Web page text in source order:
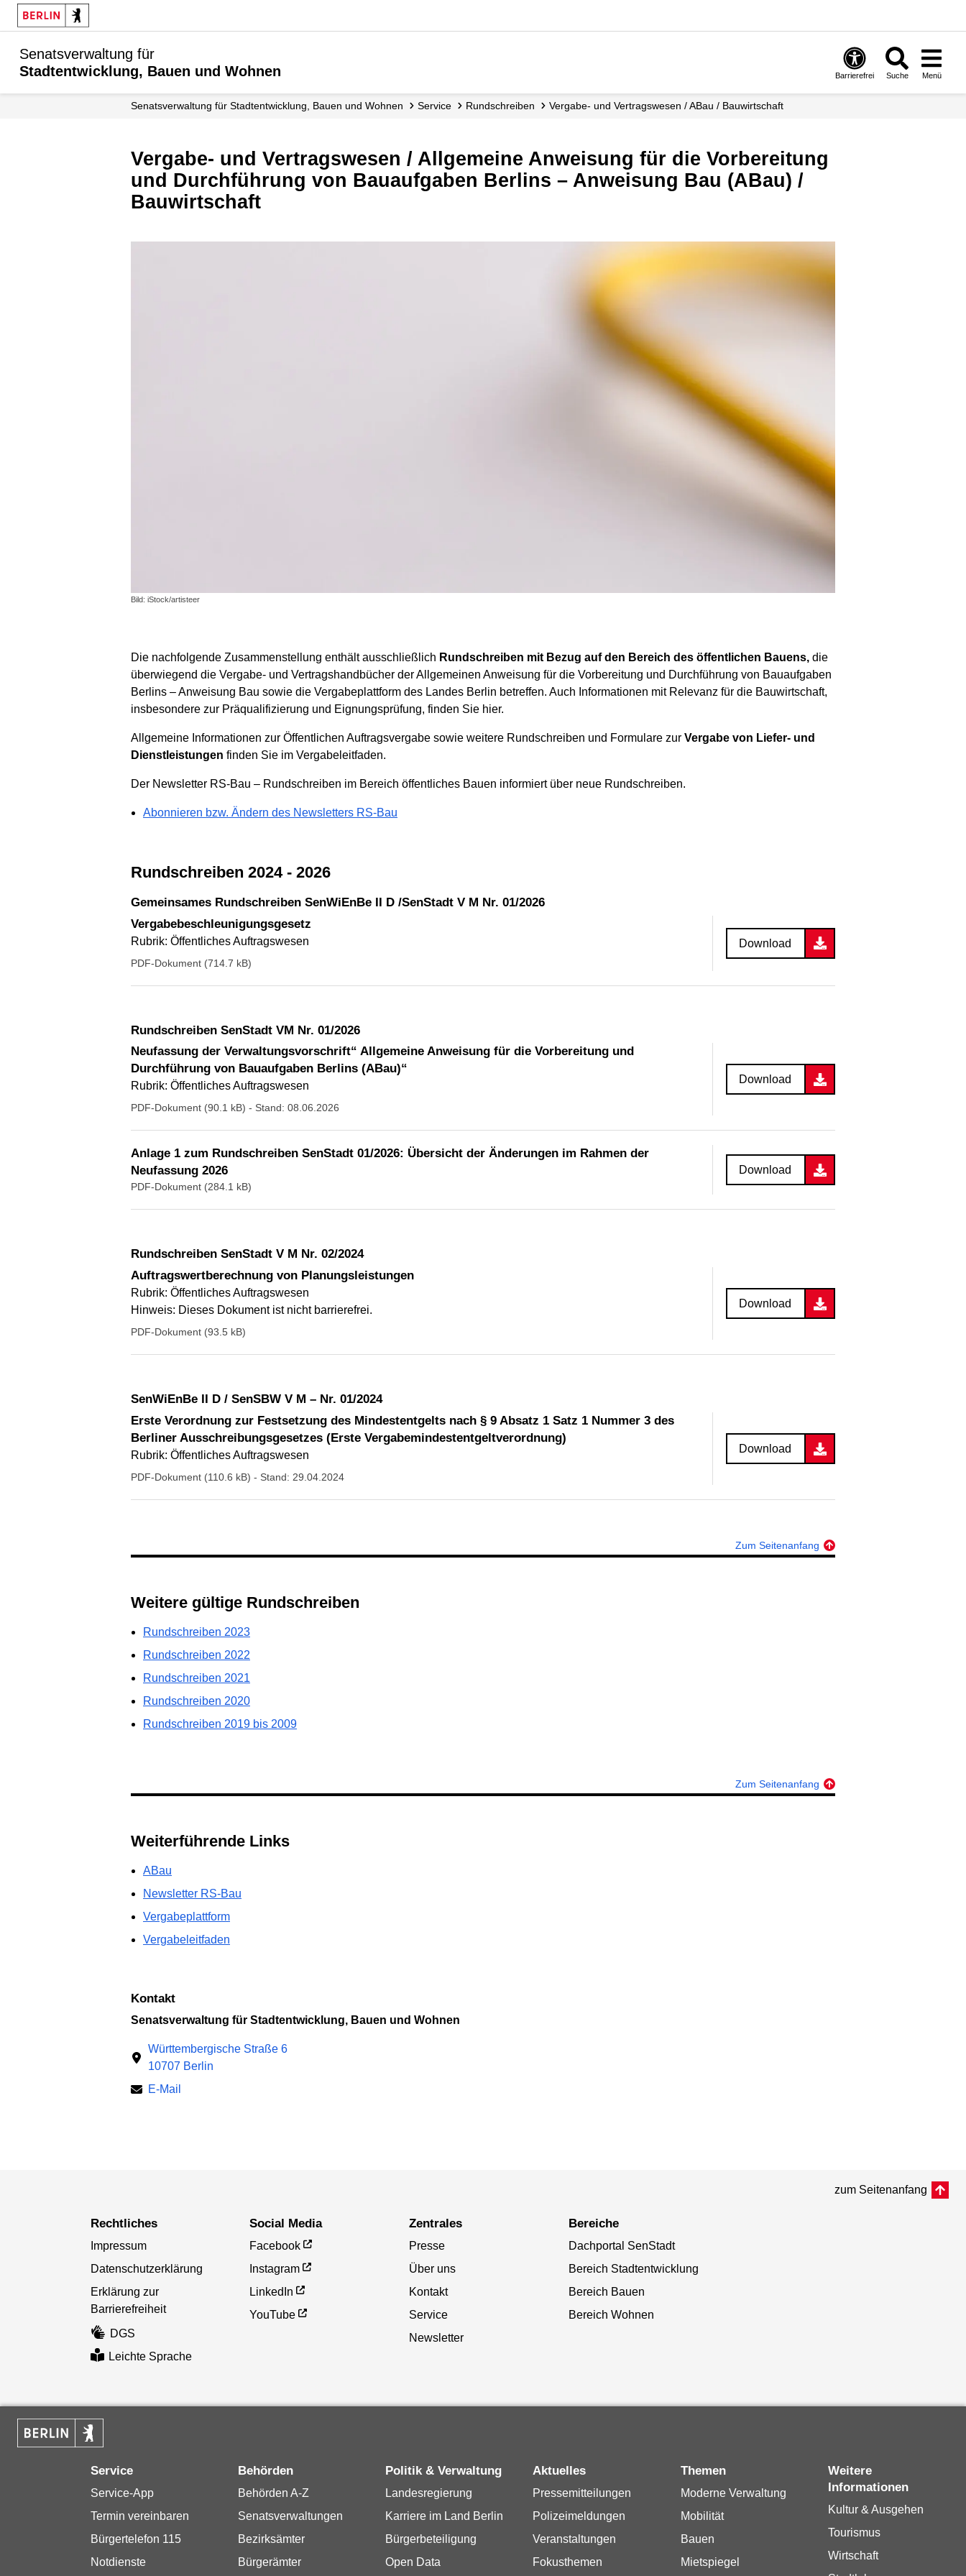
Senatsverwaltung für
Stadtentwicklung, Bauen und Wohnen
Barrierefrei Suche Menü
Senats­verwaltung für Stadtentwicklung, Bauen und Wohnen Service Rundschreiben Vergabe- und Vertragswesen / ABau / Bauwirtschaft
Vergabe- und Vertragswesen / Allgemeine Anweisung für die Vorbereitung
und Durchführung von Bauaufgaben Berlins – Anweisung Bau (ABau) /
Bauwirtschaft
Bild: iStock/artisteer
Die nachfolgende Zusammenstellung enthält ausschließlich Rundschreiben mit Bezug auf den Bereich des öffentlichen Bauens, die
überwiegend die Vergabe- und Vertragshandbücher der Allgemeinen Anweisung für die Vorbereitung und Durchführung von Bauaufgaben
Berlins – Anweisung Bau sowie die Vergabeplattform des Landes Berlin betreffen. Auch Informationen mit Relevanz für die Bauwirtschaft,
insbesondere zur Präqualifizierung und Eignungsprüfung, finden Sie hier.
Allgemeine Informationen zur Öffentlichen Auftragsvergabe sowie weitere Rundschreiben und Formulare zur Vergabe von Liefer- und
Dienstleistungen finden Sie im Vergabeleitfaden.
Der Newsletter RS-Bau – Rundschreiben im Bereich öffentliches Bauen informiert über neue Rundschreiben.
Abonnieren bzw. Ändern des Newsletters RS-Bau
Rundschreiben 2024 - 2026
Gemeinsames Rundschreiben SenWiEnBe II D /SenStadt V M Nr. 01/2026
Vergabebeschleunigungsgesetz
Rubrik: Öffentliches Auftragswesen
PDF-Dokument (714.7 kB)
Download
Rundschreiben SenStadt VM Nr. 01/2026
Neufassung der Verwaltungsvorschrift“ Allgemeine Anweisung für die Vorbereitung und
Durchführung von Bauaufgaben Berlins (ABau)“
Rubrik: Öffentliches Auftragswesen
PDF-Dokument (90.1 kB) - Stand: 08.06.2026
Download
Anlage 1 zum Rundschreiben SenStadt 01/2026: Übersicht der Änderungen im Rahmen der
Neufassung 2026
PDF-Dokument (284.1 kB)
Download
Rundschreiben SenStadt V M Nr. 02/2024
Auftragswertberechnung von Planungsleistungen
Rubrik: Öffentliches Auftragswesen
Hinweis: Dieses Dokument ist nicht barrierefrei.
PDF-Dokument (93.5 kB)
Download
SenWiEnBe II D / SenSBW V M – Nr. 01/2024
Erste Verordnung zur Festsetzung des Mindestentgelts nach § 9 Absatz 1 Satz 1 Nummer 3 des
Berliner Ausschreibungsgesetzes (Erste Vergabemindestentgeltverordnung)
Rubrik: Öffentliches Auftragswesen
PDF-Dokument (110.6 kB) - Stand: 29.04.2024
Download
Zum Seitenanfang
Weitere gültige Rundschreiben
Rundschreiben 2023
Rundschreiben 2022
Rundschreiben 2021
Rundschreiben 2020
Rundschreiben 2019 bis 2009
Zum Seitenanfang
Weiterführende Links
ABau
Newsletter RS-Bau
Vergabeplattform
Vergabeleitfaden
Kontakt
Senatsverwaltung für Stadtentwicklung, Bauen und Wohnen
Württembergische Straße 6
10707 Berlin
E-Mail
zum Seitenanfang
Rechtliches
Impressum
Datenschutzerklärung
Erklärung zur
Barrierefreiheit
DGS
Leichte Sprache
Social Media
Facebook
Instagram
LinkedIn
YouTube
Zentrales
Presse
Über uns
Kontakt
Service
Newsletter
Bereiche
Dachportal SenStadt
Bereich Stadtentwicklung
Bereich Bauen
Bereich Wohnen
Service
Service-App
Termin vereinbaren
Bürgertelefon 115
Notdienste
Behörden
Behörden A-Z
Senatsverwaltungen
Bezirksämter
Bürgerämter
Politik & Verwaltung
Landesregierung
Karriere im Land Berlin
Bürgerbeteiligung
Open Data
Aktuelles
Pressemitteilungen
Polizeimeldungen
Veranstaltungen
Fokusthemen
Themen
Moderne Verwaltung
Mobilität
Bauen
Mietspiegel
Weitere
Informationen
Kultur & Ausgehen
Tourismus
Wirtschaft